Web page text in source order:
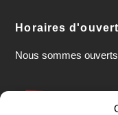
Horaires
Nous sommes